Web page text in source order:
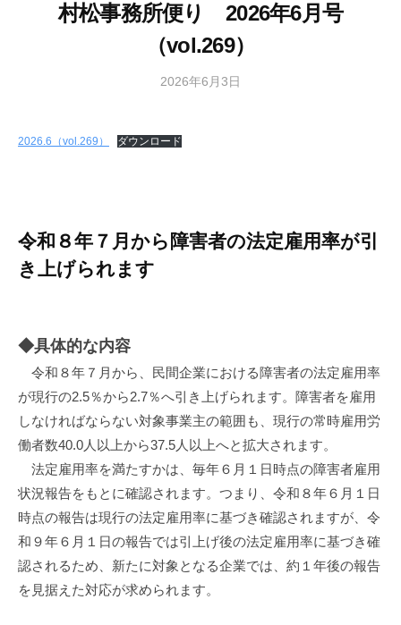
村松事務所便り 2026年6月号
（vol.269）
2026年6月3日
k
a
2026.6（vol.269） ダウンロード
令和８年７月から障害者の法定雇用率が引
き上げられます
◆具体的な内容
令和８年７月から、民間企業における障害者の法定雇用率
が現行の2.5％から2.7％へ引き上げられます。障害者を雇用
しなければならない対象事業主の範囲も、現行の常時雇用労
働者数40.0人以上から37.5人以上へと拡大されます。
法定雇用率を満たすかは、毎年６月１日時点の障害者雇用
状況報告をもとに確認されます。つまり、令和８年６月１日
時点の報告は現行の法定雇用率に基づき確認されますが、 令
和９年６月１日の報告では引上げ後の法定雇用率に基づき確
認されるため、新たに対象となる企業では、約１年後の報告
を見据えた対応が求められます。